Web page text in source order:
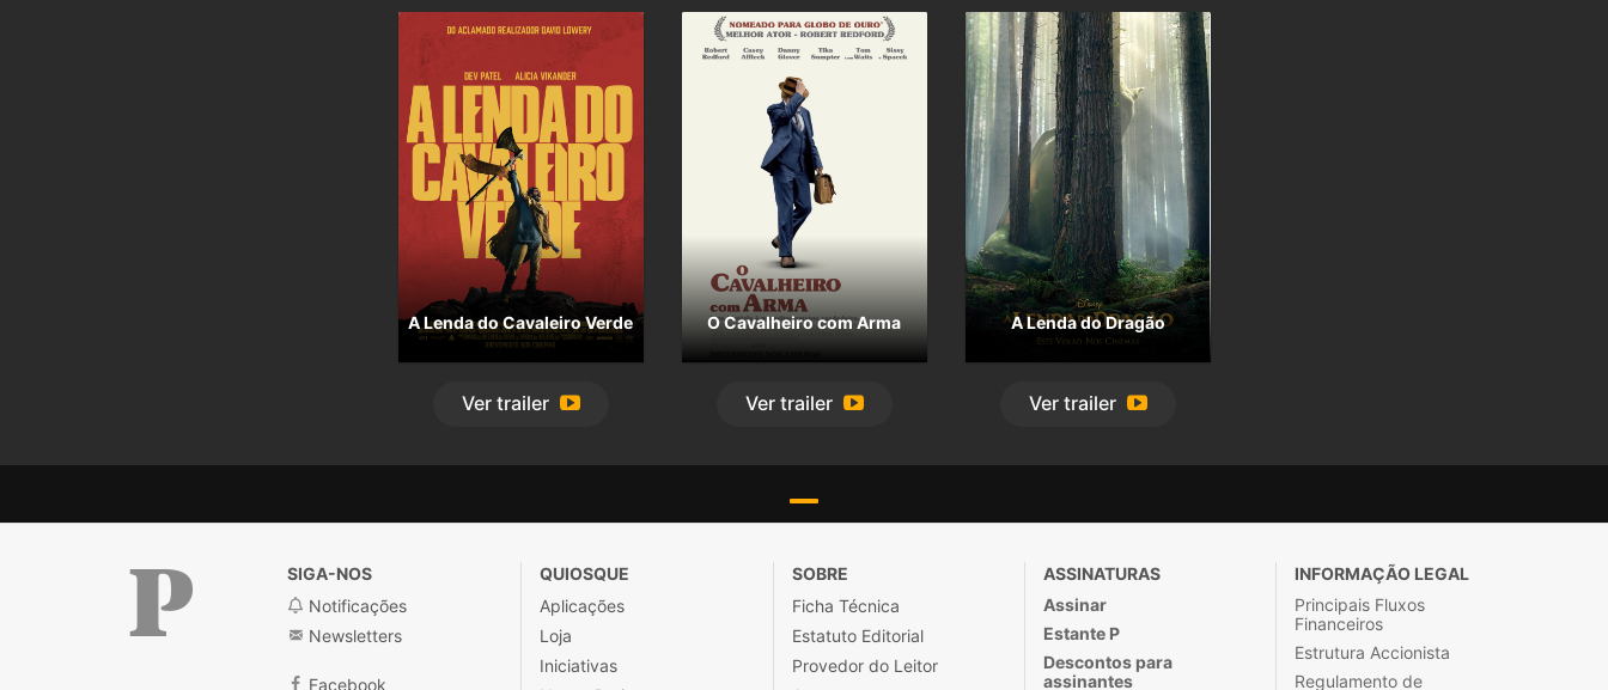
A Lenda do Cavaleiro Verde
Ver trailer
O Cavalheiro com Arma
Ver trailer
A Lenda do Dragão
Ver trailer
SIGA-NOS
Notificações
Newsletters
Facebook
QUIOSQUE
Aplicações
Loja
Iniciativas
SOBRE
Ficha Técnica
Estatuto Editorial
Provedor do Leitor
ASSINATURAS
Assinar
Estante P
Descontos para
assinantes
INFORMAÇÃO LEGAL
Principais Fluxos
Financeiros
Estrutura Accionista
Regulamento de